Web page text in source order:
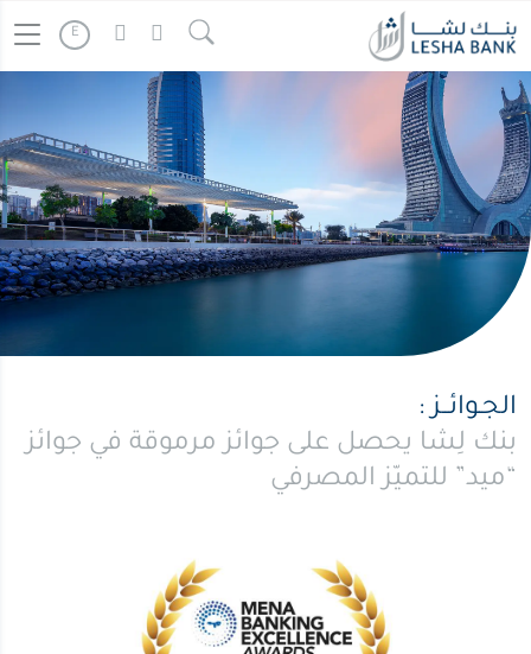
E
الجـوائــز :
بنك لِشا يحصل على جوائز مرموقة في جوائز
“ميد” للتميّز المصرفي